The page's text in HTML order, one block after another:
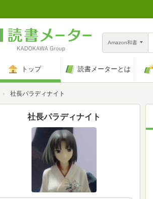
Amazon和書
トップ 読書メーターとは
トップ社長パラディナイト
社長パラディナイト